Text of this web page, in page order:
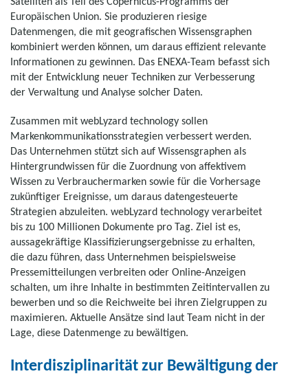
Europäischen Union. Sie produzieren riesige
Datenmengen, die mit geografischen Wissensgraphen
kombiniert werden können, um daraus effizient relevante
Informationen zu gewinnen. Das ENEXA-Team befasst sich
mit der Entwicklung neuer Techniken zur Verbesserung
der Verwaltung und Analyse solcher Daten.
Zusammen mit webLyzard technology sollen
Markenkommunikationsstrategien verbessert werden.
Das Unternehmen stützt sich auf Wissensgraphen als
Hintergrundwissen für die Zuordnung von affektivem
Wissen zu Verbrauchermarken sowie für die Vorhersage
zukünftiger Ereignisse, um daraus datengesteuerte
Strategien abzuleiten. webLyzard technology verarbeitet
bis zu 100 Millionen Dokumente pro Tag. Ziel ist es,
aussagekräftige Klassifizierungsergebnisse zu erhalten,
die dazu führen, dass Unternehmen beispielsweise
Pressemitteilungen verbreiten oder Online-Anzeigen
schalten, um ihre Inhalte in bestimmten Zeitintervallen zu
bewerben und so die Reichweite bei ihren Zielgruppen zu
maximieren. Aktuelle Ansätze sind laut Team nicht in der
Lage, diese Datenmenge zu bewältigen.
Interdisziplinarität zur Bewältigung der